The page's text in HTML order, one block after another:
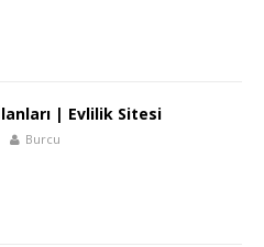
| Evlilik Sitesi
Burcu